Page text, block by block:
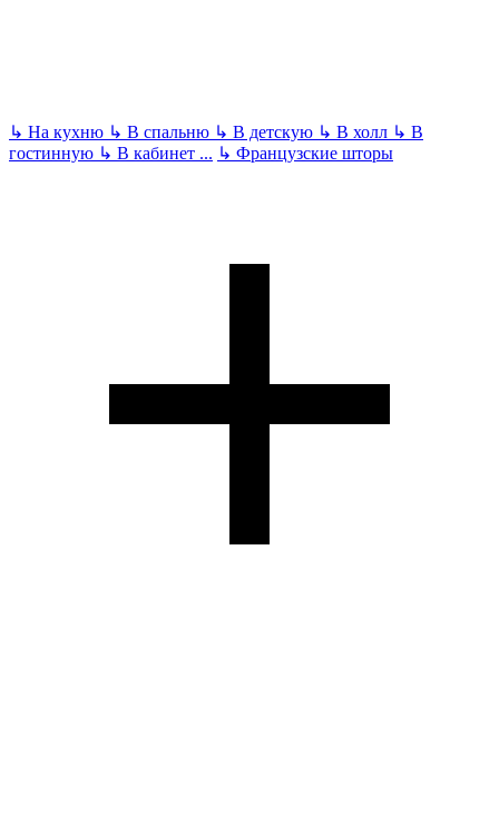
↳ На кухню ↳ В спальню ↳ В детскую ↳ В холл ↳ В
гостинную ↳ В кабинет ... ↳ Французские шторы